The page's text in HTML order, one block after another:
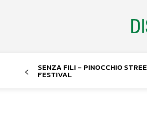
SENZA FILI – PINOCCHIO
FESTIVAL